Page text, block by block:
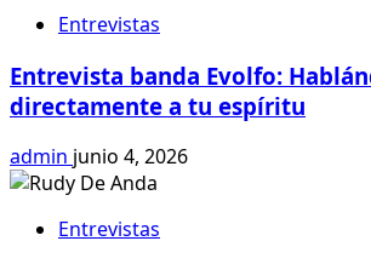
pone
sencillo
en
youtube
Entrevistas
Entrevista banda Evolfo:
directamente a tu espíritu
admin junio 4, 2026
Entrevistas